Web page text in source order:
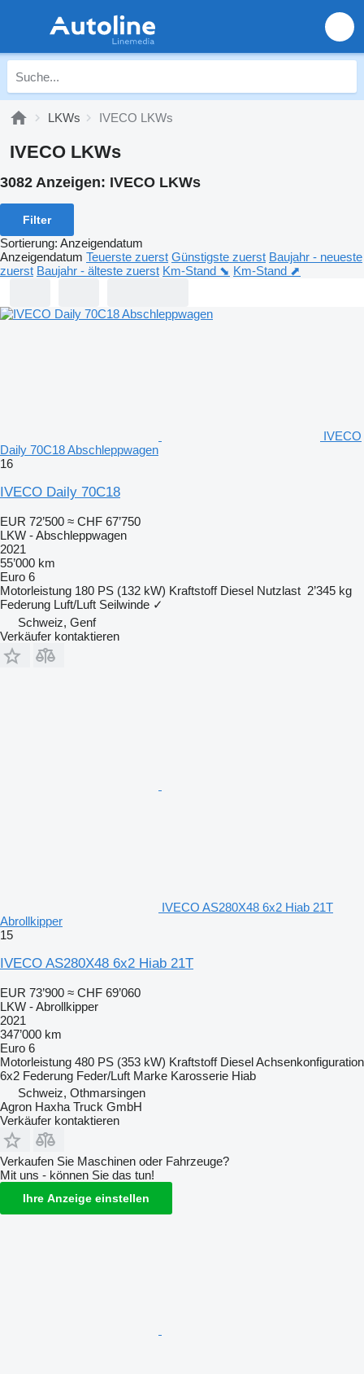
LKWs IVECO LKWs
IVECO LKWs
3082 Anzeigen: IVECO LKWs
Filter
Sortierung: Anzeigendatum
Anzeigendatum Teuerste zuerst Günstigste zuerst Baujahr - neueste
zuerst Baujahr - älteste zuerst Km-Stand ⬊ Km-Stand ⬈
IVECO
Daily 70C18 Abschleppwagen
16
IVECO Daily 70C18
EUR 72’500 ≈ CHF 67’750
LKW - Abschleppwagen
2021
55’000 km
Euro 6
Motorleistung 180 PS (132 kW) Kraftstoff Diesel Nutzlast 2’345 kg
Federung Luft/Luft Seilwinde ✓
Schweiz, Genf
Verkäufer kontaktieren
IVECO AS280X48 6x2 Hiab 21T
Abrollkipper
15
IVECO AS280X48 6x2 Hiab 21T
EUR 73’900 ≈ CHF 69’060
LKW - Abrollkipper
2021
347’000 km
Euro 6
Motorleistung 480 PS (353 kW) Kraftstoff DieselAchsenkonfiguration
6x2 Federung Feder/Luft Marke Karosserie Hiab
Schweiz, Othmarsingen
Agron Haxha Truck GmbH
Verkäufer kontaktieren
Verkaufen Sie Maschinen oder Fahrzeuge?
Mit uns - können Sie das tun!
Ihre Anzeige einstellen